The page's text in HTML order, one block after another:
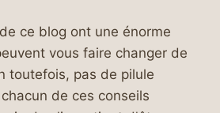
ce blog ont une énorme
vous faire changer de
toutefois, pas de pilule
de ces conseils